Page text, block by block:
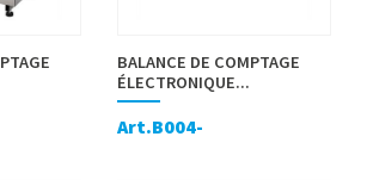
BALANCE DE COMPTAGE
ÉLECTRONIQUE...
Art.B004-